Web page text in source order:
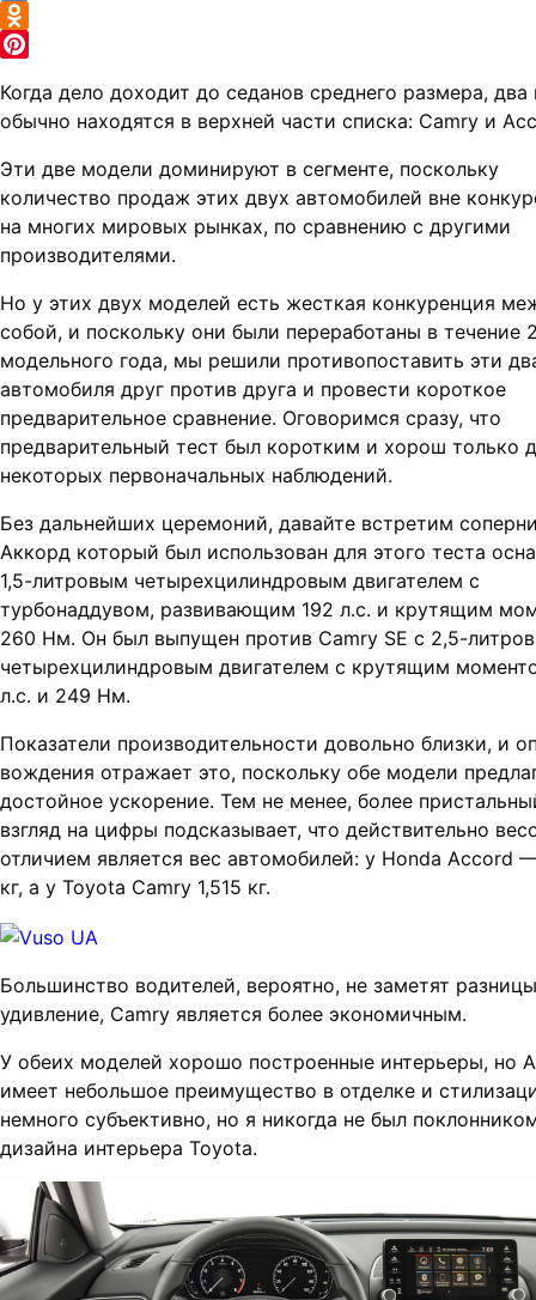
VK
Odnoklassniki
Когда дело доходит до седанов среднего размера,
обычно находятся в верхней части списка: Camry и
Эти две модели доминируют в сегменте, поскольку
количество продаж этих двух автомобилей вне
на многих мировых рынках, по сравнению с другими
производителями.
Но у этих двух моделей есть жесткая конкуренция
собой, и поскольку они были переработаны в течение
модельного года, мы решили противопоставить эти
автомобиля друг против друга и провести короткое
предварительное сравнение. Оговоримся сразу, что
предварительный тест был коротким и хорош только
некоторых первоначальных наблюдений.
Без дальнейших церемоний, давайте встретим
Аккорд который был использован для этого теста
1,5-литровым четырехцилиндровым двигателем с
турбонаддувом, развивающим 192 л.с. и крутящим
260 Нм. Он был выпущен против Camry SE с 2,5-
четырехцилиндровым двигателем с крутящим
л.с. и 249 Нм.
Показатели производительности довольно близки, и
вождения отражает это, поскольку обе модели
достойное ускорение. Тем не менее, более
взгляд на цифры подсказывает, что действительно
отличием является вес автомобилей: у Honda Accord
кг, а у Toyota Camry 1,515 кг.
Большинство водителей, вероятно, не заметят
удивление, Camry является более экономичным.
У обеих моделей хорошо построенные интерьеры, но
имеет небольшое преимущество в отделке и
немного субъективно, но я никогда не был
дизайна интерьера Toyota.